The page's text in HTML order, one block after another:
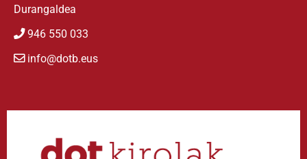
Durangaldea
946 550 033
info@dotb.eus